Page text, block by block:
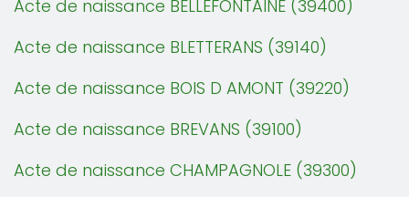
Acte de naissance BELLEFONTAINE (39400)
Acte de naissance BLETTERANS (39140)
Acte de naissance BOIS D AMONT (39220)
Acte de naissance BREVANS (39100)
Acte de naissance CHAMPAGNOLE (39300)